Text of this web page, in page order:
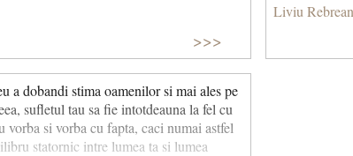
>>>
Liviu
a dobandi stima oamenilor si mai ales pe
sufletul tau sa fie intotdeauna la fel cu
vorba si vorba cu fapta, caci numai astfel
statornic intre lumea ta si lumea